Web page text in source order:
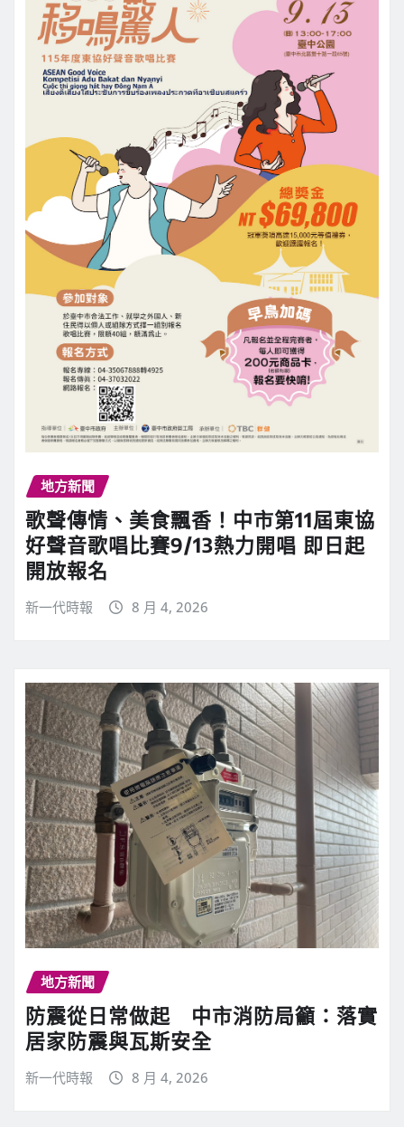
地方新聞
歌聲傳情、美食飄香！中市第11屆東協
好聲音歌唱比賽9/13熱力開唱 即日起
開放報名
新一代時報 8 月 4, 2026
地方新聞
防震從日常做起 中市消防局籲：落實
居家防震與瓦斯安全
新一代時報 8 月 4, 2026